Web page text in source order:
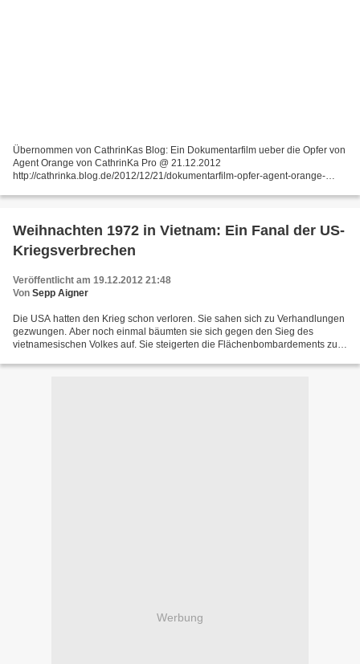
Übernommen von CathrinKas Blog: Ein Dokumentarfilm ueber die Opfer von
Agent Orange von CathrinKa Pro @ 21.12.2012
http://cathrinka.blog.de/2012/12/21/dokumentarfilm-opfer-agent-orange-
Weihnachten 1972 in Vietnam: Ein Fanal der US-
Kriegsverbrechen
Veröffentlicht am 19.12.2012 21:48
Von Sepp Aigner
Die USA hatten den Krieg schon verloren. Sie sahen sich zu Verhandlungen
gezwungen. Aber noch einmal bäumten sie sich gegen den Sieg des
vietnamesischen Volkes auf. Sie steigerten die Flächenbombardements zum
Werbung